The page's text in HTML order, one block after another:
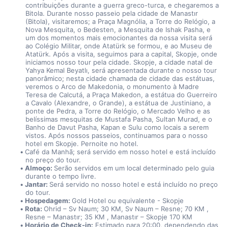
contribuições durante a guerra greco-turca, e chegaremos a
Bitola. Durante nosso passeio pela cidade de Manastır
(Bitola), visitaremos; a Praça Magnólia, a Torre do Relógio, a
Nova Mesquita, o Bedesten, a Mesquita de Ishak Pasha, e
um dos momentos mais emocionantes da nossa visita será
ao Colégio Militar, onde Atatürk se formou, e ao Museu de
Atatürk. Após a visita, seguimos para a capital, Skopje, onde
iniciamos nosso tour pela cidade. Skopje, a cidade natal de
Yahya Kemal Beyatlı, será apresentada durante o nosso tour
panorâmico; nesta cidade chamada de cidade das estátuas,
veremos o Arco de Makedonia, o monumento à Madre
Teresa de Calcutá, a Praça Makedon, a estátua do Guerreiro
a Cavalo (Alexandre, o Grande), a estátua de Justiniano, a
ponte de Pedra, a Torre do Relógio, o Mercado Velho e as
belíssimas mesquitas de Mustafa Pasha, Sultan Murad, e o
Banho de Davut Pasha, Kapan e Sulu como locais a serem
vistos. Após nossos passeios, continuamos para o nosso
hotel em Skopje. Pernoite no hotel.
Café da Manhã; será servido em nosso hotel e está incluído
no preço do tour.
Almoço: Serão servidos em um local determinado pelo guia
durante o tempo livre.
Jantar: Será servido no nosso hotel e está incluído no preço
do tour.
Hospedagem: Gold Hotel ou equivalente - Skopje
Rota: Ohrid – Sv Naum; 30 KM, Sv Naum – Resne; 70 KM ,
Resne – Manastır; 35 KM , Manastır – Skopje 170 KM
Horário de Check-in: Estimado para 20:00, dependendo das